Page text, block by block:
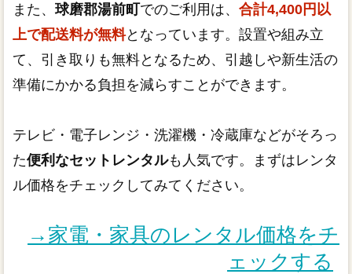
また、 球磨郡湯前町でのご利用は、 合計4,400円以
上で配送料が無料となっています。設置や組み立
て、引き取りも無料となるため、引越しや新生活の
準備にかかる負担を減らすことができます。
テレビ・電子レンジ・洗濯機・冷蔵庫などがそろっ
た便利なセットレンタルも人気です。まずはレンタ
ル価格をチェックしてみてください。
→家電・家具のレンタル価格をチ
ェックする